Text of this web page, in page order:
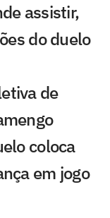
assistir,
do duelo
de
coloca
em jogo